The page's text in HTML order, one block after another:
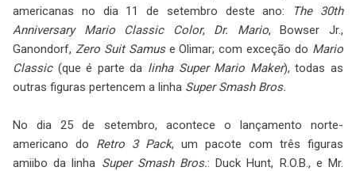
americanas no dia 11 de setembro deste ano:
The 30th
Anniversary Mario Classic Color, Dr. Mario, Bowser Jr.,
Ganondorf, Zero Suit Samuse Olimar; com exceção do Mario
Classic(que é parte da linha Super Mario Maker), todas as
outras figuras pertencem a linha Super Smash Bros.
No dia 25 de setembro, acontece o lançamento norte-
americano do Retro 3 Pack, um pacote com três figuras
amiibo da linha Super Smash Bros.: Duck Hunt, R.O.B., e Mr.